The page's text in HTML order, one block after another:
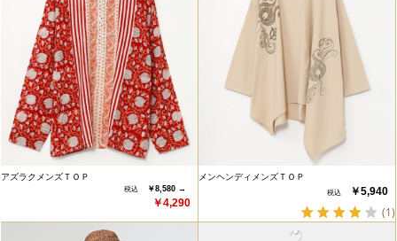
アズラクメンズＴＯＰ
￥8,580 →
￥4,290
メンヘンディメンズＴＯＰ
￥5,940
(1)